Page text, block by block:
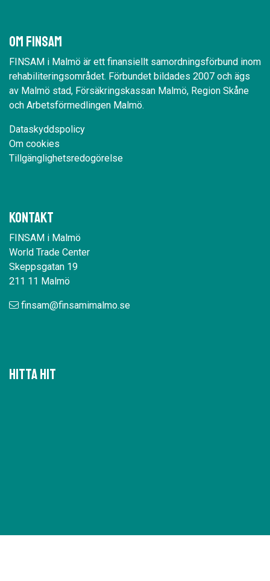
Om Finsam
FINSAM i Malmö är ett finansiellt samordningsförbund inom
rehabiliteringsområdet. Förbundet bildades 2007 och ägs
av Malmö stad, Försäkringskassan Malmö, Region Skåne
och Arbetsförmedlingen Malmö.
Dataskyddspolicy
Om cookies
Tillgänglighetsredogörelse
Kontakt
FINSAM i Malmö
World Trade Center
Skeppsgatan 19
211 11 Malmö
finsam@finsamimalmo.se
Hitta hit